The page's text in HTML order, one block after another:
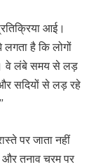
आई।
लगता है कि लोगों
वे लंबे समय से लड़
सदियों से लड़ रहे
पर जाता नहीं
और तनाव चरम पर